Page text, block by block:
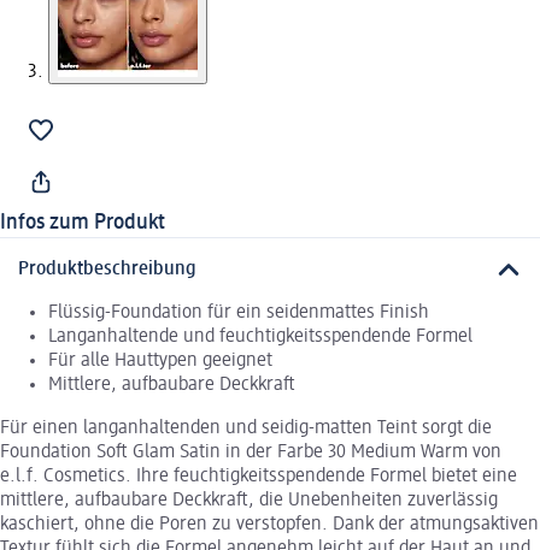
Infos zum Produkt
Produktbeschreibung
Flüssig-Foundation für ein seidenmattes Finish
Langanhaltende und feuchtigkeitsspendende Formel
Für alle Hauttypen geeignet
Mittlere, aufbaubare Deckkraft
Für einen langanhaltenden und seidig-matten Teint sorgt die
Foundation Soft Glam Satin in der Farbe 30 Medium Warm von
e.l.f. Cosmetics. Ihre feuchtigkeitsspendende Formel bietet eine
mittlere, aufbaubare Deckkraft, die Unebenheiten zuverlässig
kaschiert, ohne die Poren zu verstopfen. Dank der atmungsaktiven